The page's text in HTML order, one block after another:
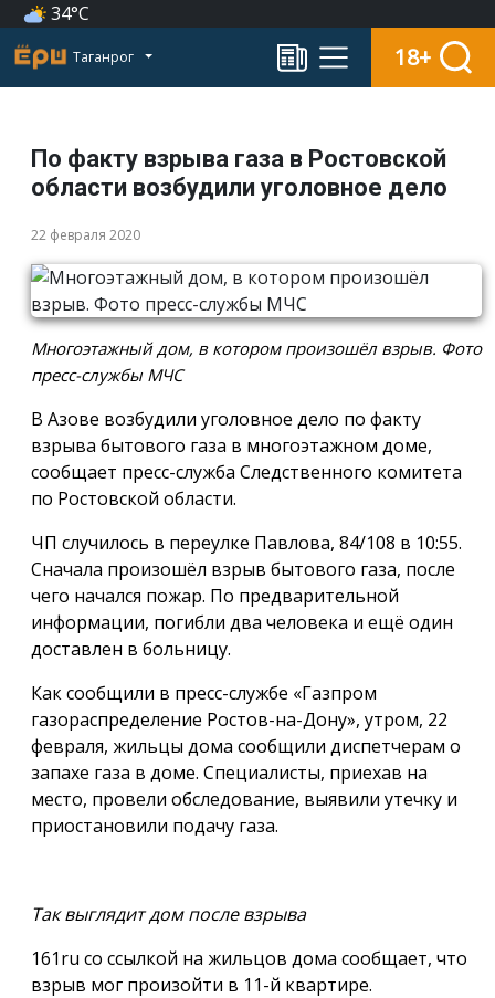
34°C
Таганрог 18+
По факту взрыва газа в Ростовской
области возбудили уголовное дело
22 февраля 2020
Многоэтажный дом, в котором произошёл взрыв. Фото
пресс-службы МЧС
В Азове возбудили уголовное дело по факту
взрыва бытового газа в многоэтажном доме,
сообщает пресс-служба Следственного комитета
по Ростовской области.
ЧП случилось в переулке Павлова, 84/108 в 10:55.
Сначала произошёл взрыв бытового газа, после
чего начался пожар. По предварительной
информации, погибли два человека и ещё один
доставлен в больницу.
Как сообщили в пресс-службе «Газпром
газораспределение Ростов-на-Дону», утром, 22
февраля, жильцы дома сообщили диспетчерам о
запахе газа в доме. Специалисты, приехав на
место, провели обследование, выявили утечку и
приостановили подачу газа.
Так выглядит дом после взрыва
161ru со ссылкой на жильцов дома сообщает, что
взрыв мог произойти в 11-й квартире.